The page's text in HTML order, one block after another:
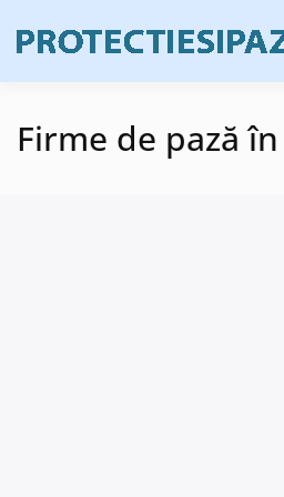
content
Firme de pază